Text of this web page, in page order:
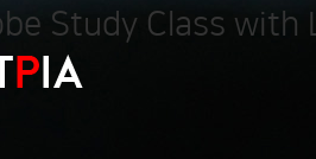
Study Class with